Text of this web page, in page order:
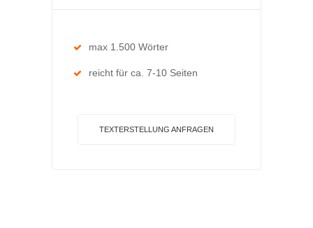
max 1.500 Wörter
reicht für ca. 7-10 Seiten
TEXTERSTELLUNG ANFRAGEN